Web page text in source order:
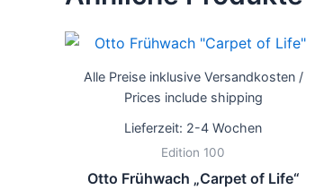
Alle Preise inklusive Versandkosten /
Prices include shipping
Lieferzeit: 2-4 Wochen
Edition 100
Otto Frühwach „Carpet of Life“
Dieses
weist
Die